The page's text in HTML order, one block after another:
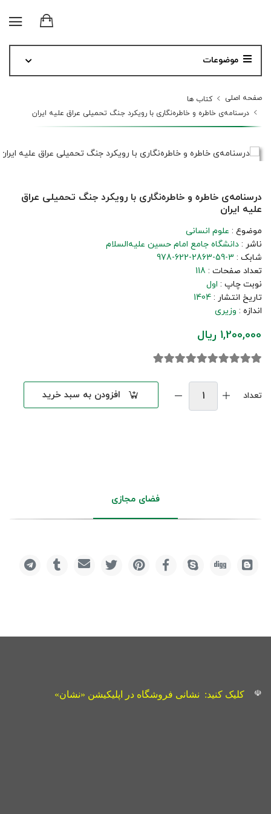
موضوعات
صفحه اصلی
کتاب ها
درسنامه‌ی خاطره و خاطره‌نگاری با رویکرد جنگ تحمیلی عراق علیه ایران
درسنامه‌ی خاطره و خاطره‌نگاری با رویکرد جنگ تحمیلی عراق
علیه ایران
موضوع : علوم انسانی
ناشر : دانشگاه جامع امام حسین علیه‌السلام
شابک : 978-622-2863-59-3
تعداد صفحات : 118
نوبت چاپ : اول
تاریخ انتشار : 1404
اندازه : وزیری
1,200,000 ریال
تعداد افزودن به سبد خرید
فضای مجازی
☫ کلیک کنید: نشانی فروشگاه در اپلیکیشن «نشان»